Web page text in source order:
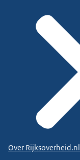
Over Rijksoverheid.nl